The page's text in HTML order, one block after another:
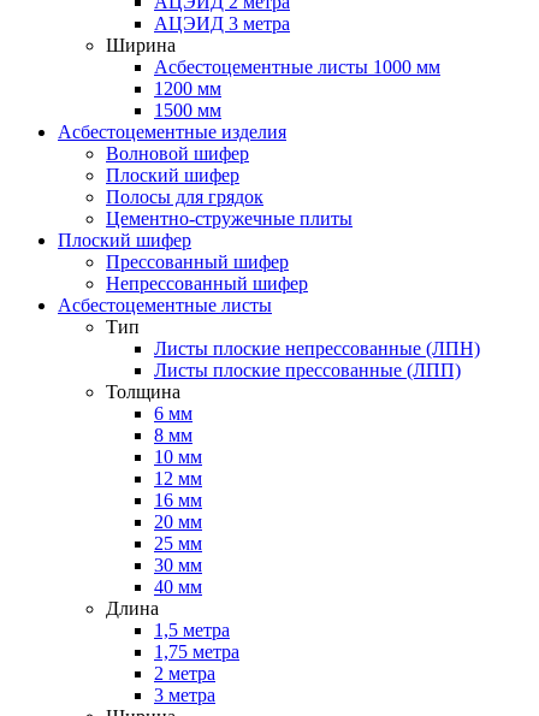
АЦЭИД 3 метра
Ширина
Асбестоцементные листы 1000 мм
1200 мм
1500 мм
Асбестоцементные изделия
Волновой шифер
Плоский шифер
Полосы для грядок
Цементно-стружечные плиты
Плоский шифер
Прессованный шифер
Непрессованный шифер
Асбестоцементные листы
Тип
Листы плоские непрессованные (ЛПН)
Листы плоские прессованные (ЛПП)
Толщина
6 мм
8 мм
10 мм
12 мм
16 мм
20 мм
25 мм
30 мм
40 мм
Длина
1,5 метра
1,75 метра
2 метра
3 метра